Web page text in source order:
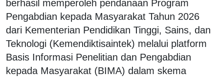
berhasil memperoleh pendanaan Program
Pengabdian kepada Masyarakat Tahun 2026
dari Kementerian Pendidikan Tinggi, Sains, dan
Teknologi (Kemendiktisaintek) melalui platform
Basis Informasi Penelitian dan Pengabdian
kepada Masyarakat (BIMA) dalam skema